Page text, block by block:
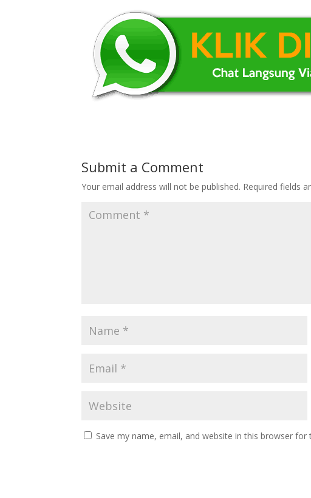
Submit a Comment
Your email address will not be published. Required fields
Save my name, email, and website in this browser